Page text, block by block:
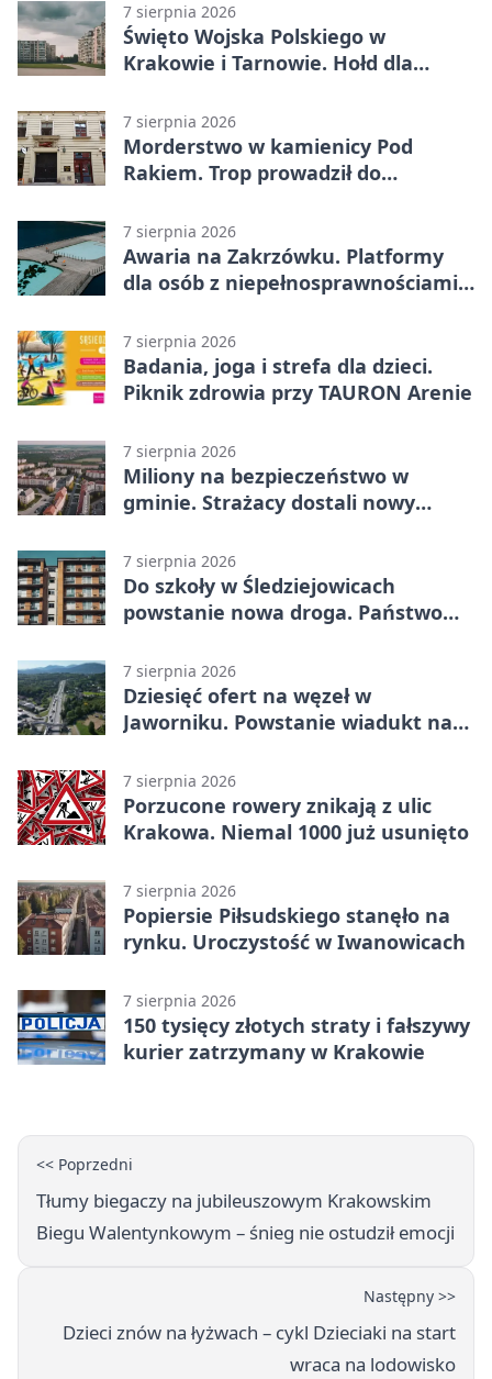
7 sierpnia 2026
Święto Wojska Polskiego w
Krakowie i Tarnowie. Hołd dla
7 sierpnia 2026
Morderstwo w kamienicy Pod
Rakiem. Trop prowadził do
7 sierpnia 2026
Awaria na Zakrzówku. Platformy
dla osób z niepełnosprawnościami
7 sierpnia 2026
Badania, joga i strefa dla dzieci.
Piknik zdrowia przy TAURON Arenie
7 sierpnia 2026
Miliony na bezpieczeństwo w
gminie. Strażacy dostali nowy
7 sierpnia 2026
Do szkoły w Śledziejowicach
powstanie nowa droga. Państwo
7 sierpnia 2026
Dziesięć ofert na węzeł w
Jaworniku. Powstanie wiadukt nad
7 sierpnia 2026
Porzucone rowery znikają z ulic
Krakowa. Niemal 1000 już usunięto
7 sierpnia 2026
Popiersie Piłsudskiego stanęło na
rynku. Uroczystość w Iwanowicach
7 sierpnia 2026
150 tysięcy złotych straty i fałszywy
kurier zatrzymany w Krakowie
<< Poprzedni
Tłumy biegaczy na jubileuszowym Krakowskim
Biegu Walentynkowym – śnieg nie ostudził emocji
Następny >>
Dzieci znów na łyżwach – cykl Dzieciaki na start
wraca na lodowisko